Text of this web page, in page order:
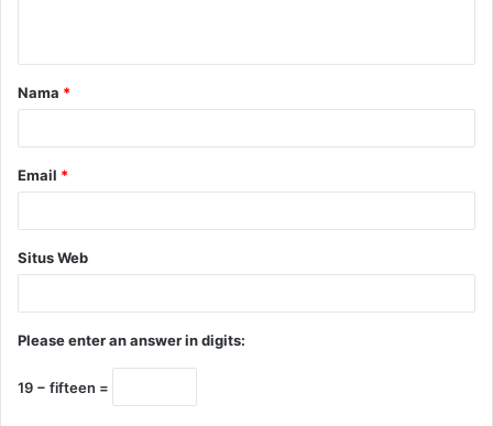
Nama *
Email *
Situs Web
Please enter an answer in digits:
19 − fifteen =